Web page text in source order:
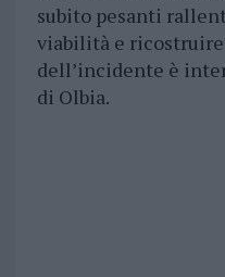
subito pesanti
viabilità e
dell’incidente è
di Olbia.